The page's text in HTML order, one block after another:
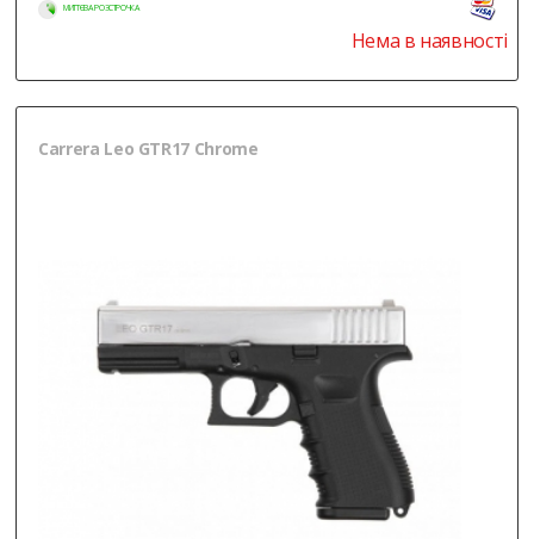
МИТТЄВА РОЗСТРОЧКА
Нема в наявності
Carrera Leo GTR17 Chrome